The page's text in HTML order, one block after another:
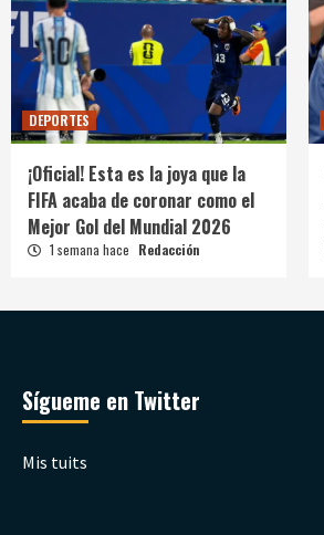
DEPORTES
¡Oficial! Esta es la joya que la
FIFA acaba de coronar como el
Mejor Gol del Mundial 2026
1 semana hace Redacción
Sígueme en Twitter
Mis tuits